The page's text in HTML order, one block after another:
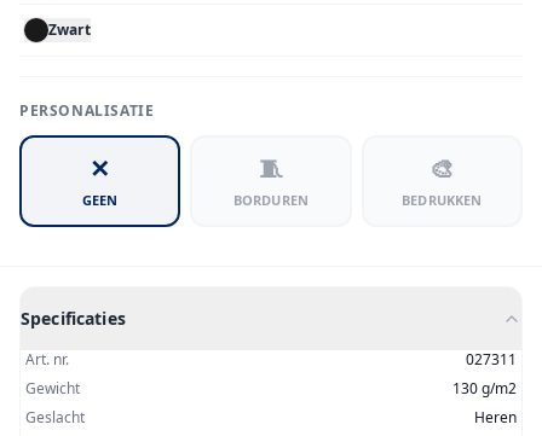
Zwart
PERSONALISATIE
✕
GEEN
🧵
BORDUREN
🎨
BEDRUKKEN
Specificaties
Art. nr.
027311
Gewicht
130 g/m2
Geslacht
Heren